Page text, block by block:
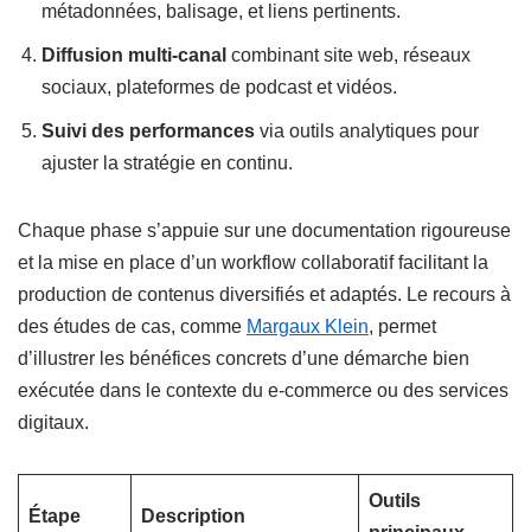
métadonnées, balisage, et liens pertinents.
Diffusion multi-canal combinant site web, réseaux
sociaux, plateformes de podcast et vidéos.
Suivi des performances via outils analytiques pour
ajuster la stratégie en continu.
Chaque phase s’appuie sur une documentation rigoureuse
et la mise en place d’un workflow collaboratif facilitant la
production de contenus diversifiés et adaptés. Le recours à
des études de cas, comme Margaux Klein, permet
d’illustrer les bénéfices concrets d’une démarche bien
exécutée dans le contexte du e-commerce ou des services
digitaux.
Étape Description
Outils